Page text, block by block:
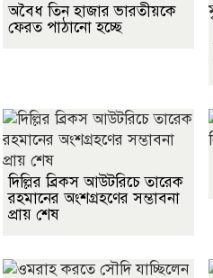
অবৈধ তিন হাজার ভারতীয়কে
ফেরত পাঠানো হচ্ছে
দিল্লির ব্রিকস আউটরিচে তারেক
রহমানের অংশগ্রহণের সম্ভাবনা
প্রায় শেষ